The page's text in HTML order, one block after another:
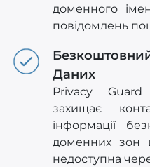
доменного
повідомлень
Даних
Privacy
захищає
інформації
доменних зон
недоступна